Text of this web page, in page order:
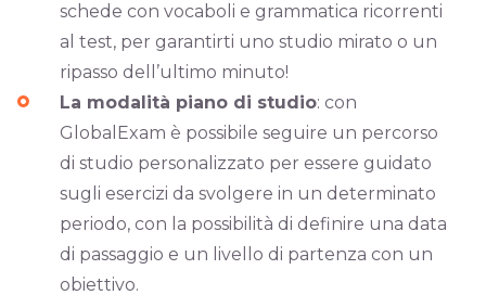
schede con vocaboli e grammatica ricorrenti
al test, per garantirti uno studio mirato o un
ripasso dell’ultimo minuto!
La modalità piano di studio: con
GlobalExam è possibile seguire un percorso
di studio personalizzato per essere guidato
sugli esercizi da svolgere in un determinato
periodo, con la possibilità di definire una data
di passaggio e un livello di partenza con un
obiettivo.